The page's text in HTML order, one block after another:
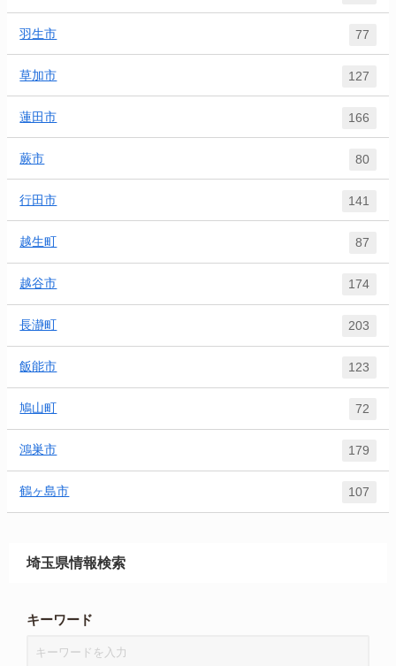
羽生市 77
草加市 127
蓮田市 166
蕨市 80
行田市 141
越生町 87
越谷市 174
長瀞町 203
飯能市 123
鳩山町 72
鴻巣市 179
鶴ヶ島市 107
埼玉県情報検索
キーワード